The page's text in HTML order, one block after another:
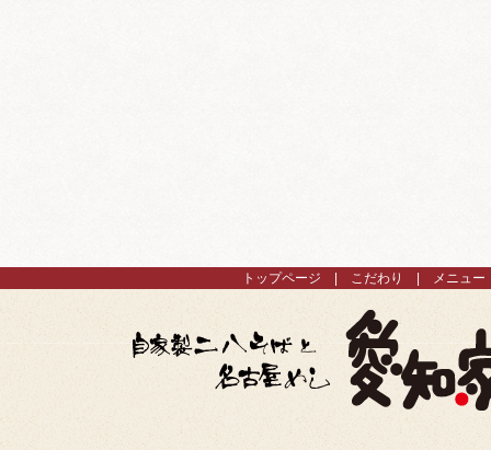
トップページ こだわり メニュー